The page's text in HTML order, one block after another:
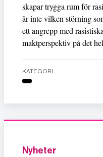
skapar trygga rum för
är inte vilken störning
ett angrepp med
maktperspektiv på det
KATEGORI
Nyheter